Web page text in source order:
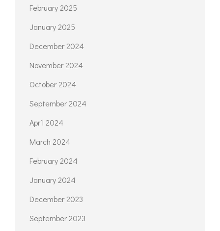
February 2025
January 2025
December 2024
November 2024
October 2024
September 2024
April 2024
March 2024
February 2024
January 2024
December 2023
September 2023